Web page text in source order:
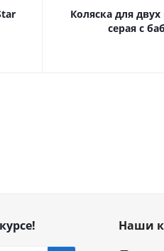
Коляска для
серая с
Наши